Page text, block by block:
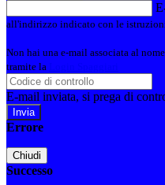
all'indirizzo indicato con le
Non hai una e-mail associata al
tramite la
E-mail inviata, si prega di
Errore
Chiudi
Successo